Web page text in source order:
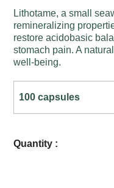
Lithotame, a small
remineralizing
restore acidobasic
stomach pain. A
well-being.
Quantity :